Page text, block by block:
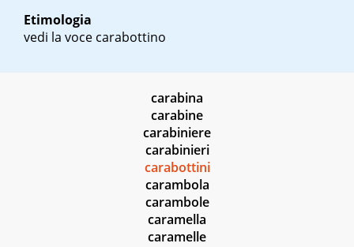
Etimologia
vedi la voce carabottino
carabina
carabine
carabiniere
carabinieri
carabottini
carambola
carambole
caramella
caramelle